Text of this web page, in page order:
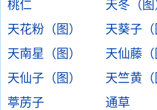
桃仁
天冬（图
天花粉（图）
天葵子（
天南星（图）
天仙藤（
天仙子（图）
天竺黄（
葶苈子
通草